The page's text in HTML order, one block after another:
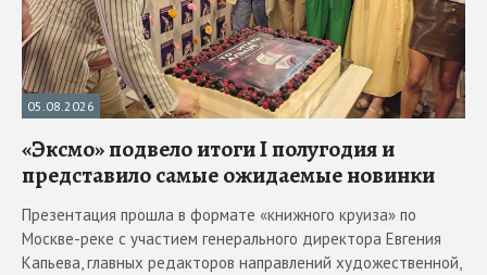
05.08.2026
«Эксмо» подвело итоги I полугодия и
представило самые ожидаемые новинки
Презентация прошла в формате «книжного круиза» по
Москве-реке с участием генерального директора Евгения
Капьева, главных редакторов направлений художественной,